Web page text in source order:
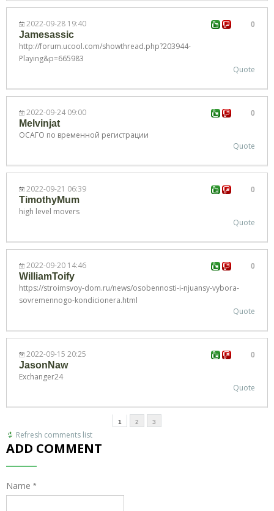
0
Jamesassic
2022-09-28 19:40
http://forum.ucool.com/showthread.php?203944-
Playing&p=665983
Quote
0
Melvinjat
2022-09-24 09:00
ОСАГО по временной регистрации
Quote
0
TimothyMum
2022-09-21 06:39
high level movers
Quote
0
WilliamToify
2022-09-20 14:46
https://stroimsvoy-dom.ru/news/osobennosti-i-njuansy-vybora-
sovremennogo-kondicionera.html
Quote
0
JasonNaw
2022-09-15 20:25
Exchanger24
Quote
1 2 3
Refresh comments list
ADD COMMENT
Name *